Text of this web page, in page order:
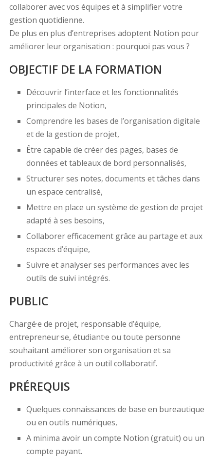
collaborer avec vos équipes et à simplifier votre
gestion quotidienne.
De plus en plus d’entreprises adoptent Notion pour
améliorer leur organisation : pourquoi pas vous ?
OBJECTIF DE LA FORMATION
Découvrir l’interface et les fonctionnalités
principales de Notion,
Comprendre les bases de l’organisation digitale
et de la gestion de projet,
Être capable de créer des pages, bases de
données et tableaux de bord personnalisés,
Structurer ses notes, documents et tâches dans
un espace centralisé,
Mettre en place un système de gestion de projet
adapté à ses besoins,
Collaborer efficacement grâce au partage et aux
espaces d’équipe,
Suivre et analyser ses performances avec les
outils de suivi intégrés.
PUBLIC
Chargé·e de projet, responsable d’équipe,
entrepreneur·se, étudiant·e ou toute personne
souhaitant améliorer son organisation et sa
productivité grâce à un outil collaboratif.
PRÉREQUIS
Quelques connaissances de base en bureautique
ou en outils numériques,
A minima avoir un compte Notion (gratuit) ou un
compte payant.